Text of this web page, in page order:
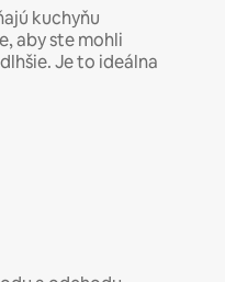
kuchyňu
aby ste mohli
Je to ideálna